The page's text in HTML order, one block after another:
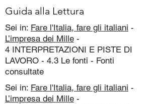
Guida alla Lettura
Sei in: Fare l'Italia, fare gli italiani -
L’impresa dei Mille -
4 INTERPRETAZIONI E PISTE DI
LAVORO - 4.3 Le fonti - Fonti
consultate
Sei in: Fare l'Italia, fare gli italiani -
L’impresa dei Mille -